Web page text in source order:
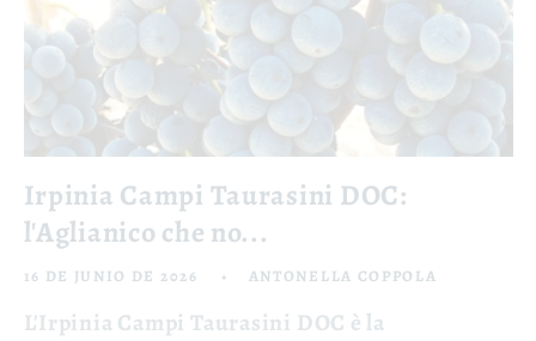
Irpinia Campi Taurasini DOC:
l'Aglianico che no...
16 DE JUNIO DE 2026 ANTONELLA COPPOLA
L'Irpinia Campi Taurasini DOC è la